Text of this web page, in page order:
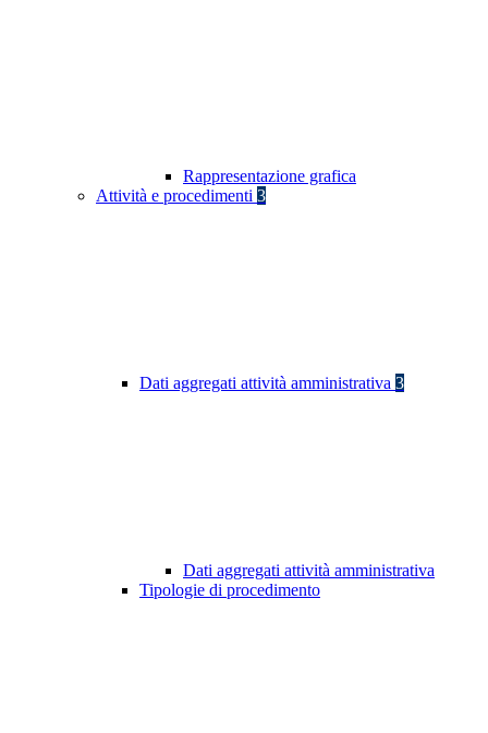
Rappresentazione grafica
Attività e procedimenti 3
Dati aggregati attività amministrativa 3
Dati aggregati attività amministrativa
Tipologie di procedimento